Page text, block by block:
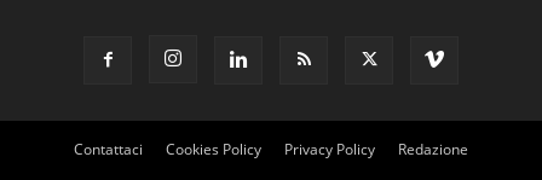
Contattaci Cookies Policy Privacy Policy Redazione